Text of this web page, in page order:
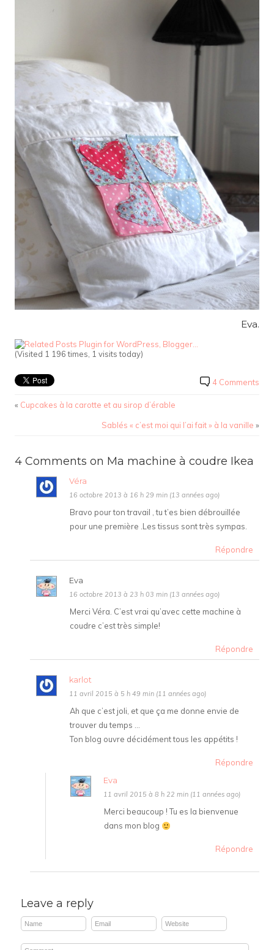
Eva.
(Visited 1 196 times, 1 visits today)
4 Comments
« Cupcakes à la carotte et au sirop d’érable
Sablés « c’est moi qui l’ai fait » à la vanille »
4 Comments on Ma machine à coudre Ikea
Véra
16 octobre 2013 à 16 h 29 min (13 années ago)
Bravo pour ton travail , tu t’es bien débrouillée
pour une première .Les tissus sont très sympas.
Répondre
Eva
16 octobre 2013 à 23 h 03 min (13 années ago)
Merci Véra. C’est vrai qu’avec cette machine à
coudre c’est très simple!
Répondre
karlot
11 avril 2015 à 5 h 49 min (11 années ago)
Ah que c’est joli, et que ça me donne envie de
trouver du temps …
Ton blog ouvre décidément tous les appétits !
Répondre
Eva
11 avril 2015 à 8 h 22 min (11 années ago)
Merci beaucoup ! Tu es la bienvenue
dans mon blog
Répondre
Leave a reply